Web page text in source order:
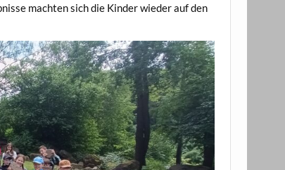
machten sich die Kinder wieder auf den